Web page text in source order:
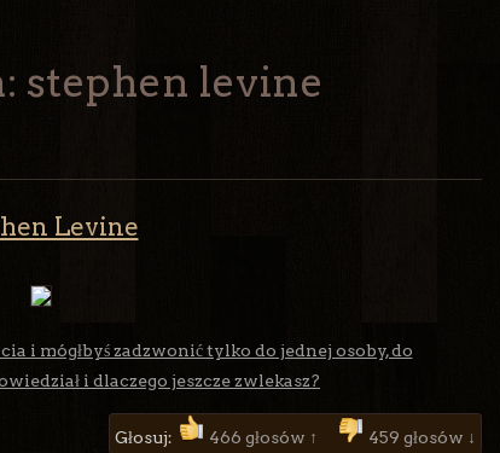
stephen levine
Levine
i mógłbyś zadzwonić tylko do jednej osoby, do
i dlaczego jeszcze zwlekasz?
Głosuj: 466 głosów ↑ 459 głosów ↓